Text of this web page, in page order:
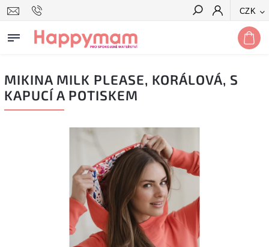
CZK
Hledat
MIKINA MILK PLEASE, KORÁLOVÁ, S
KAPUCÍ A POTISKEM